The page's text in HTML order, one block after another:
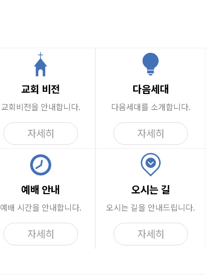
교회 비전
교회비전을 안내합니다.
자세히
다음세대
다음세대를 소개합니다.
자세히
예배 안내
예배 시간을 안내합니다.
자세히
오시는 길
오시는 길을 안내드립니다.
자세히